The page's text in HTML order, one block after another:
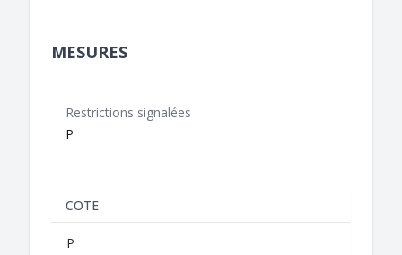
MESURES
Restrictions signalées
P
COTE
P